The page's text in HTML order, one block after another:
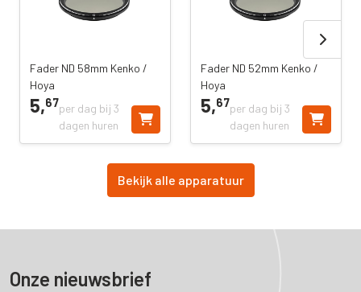
Fader ND 58mm Kenko /
Hoya
5,67per dag bij 3
dagen huren
Fader ND 52mm Kenko /
Hoya
5,67per dag bij 3
dagen huren
Bekijk alle apparatuur
Onze nieuwsbrief